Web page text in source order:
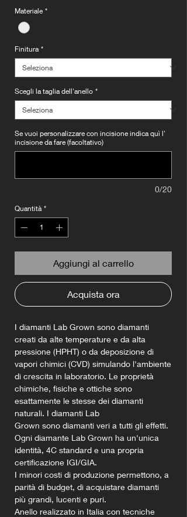
Materiale *
Finitura *
Scegli la taglia dell'anello *
Se vuoi personalizzare con incisione indica quì l'
incisione da fare (facoltativo)
0/20
Quantità *
Aggiungi al carrello
Acquista ora
I diamanti Lab Grown sono diamanti
creati da alte temperature e da alta
pressione (HPHT) o da deposizione di
vapori chimici (CVD) simulando l'ambiente
di crescita in laboratorio. Le proprietà
chimiche, fisiche e ottiche sono
esattamente le stesse dei diamanti
naturali. I diamanti Lab
Grown sono diamanti veri a tutti gli effetti.
Ogni diamante Lab Grown ha un'unica
identità, 4C standard e una propria
certificazione IGI/GIA.
I minori costi di produzione permettono, a
parità di budget, di acquistare diamanti
più grandi, lucenti e puri.
Anello realizzato in Italia con tecniche